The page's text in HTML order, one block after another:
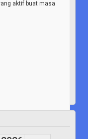
aktif buat masa